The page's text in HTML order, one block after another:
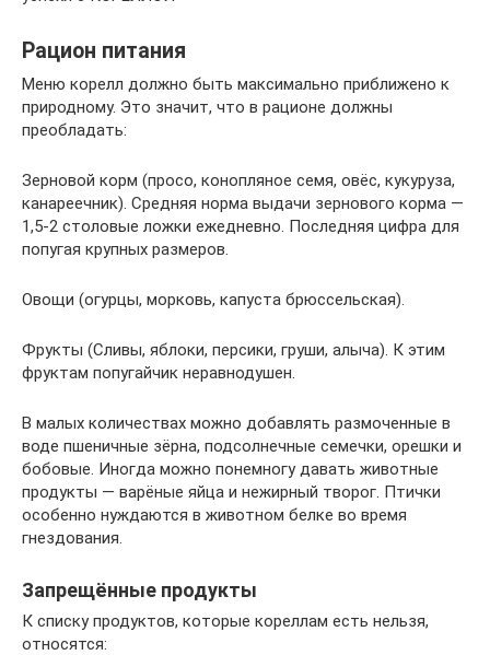
Рацион питания
Меню корелл должно быть максимально приближено к
природному. Это значит, что в рационе должны
преобладать:
Зерновой корм (просо, конопляное семя, овёс, кукуруза,
канареечник). Средняя норма выдачи зернового корма —
1,5-2 столовые ложки ежедневно. Последняя цифра для
попугая крупных размеров.
Овощи (огурцы, морковь, капуста брюссельская).
Фрукты (Сливы, яблоки, персики, груши, алыча). К этим
фруктам попугайчик неравнодушен.
В малых количествах можно добавлять размоченные в
воде пшеничные зёрна, подсолнечные семечки, орешки и
бобовые. Иногда можно понемногу давать животные
продукты — варёные яйца и нежирный творог. Птички
особенно нуждаются в животном белке во время
гнездования.
Запрещённые продукты
К списку продуктов, которые кореллам есть нельзя,
относятся: